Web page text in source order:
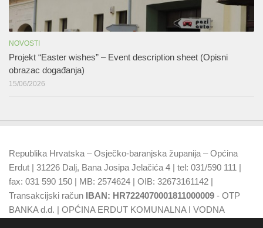
NOVOSTI
Projekt “Easter wishes” – Event description sheet (Opisni
obrazac događanja)
15/06/2026
Republika Hrvatska – Osječko-baranjska županija – Općina
Erdut | 31226 Dalj, Bana Josipa Jelačića 4 | tel: 031/590 111 |
fax: 031 590 150 | MB: 2574624 | OIB: 32673161142 |
Transakcijski račun IBAN: HR7224070001811000009 - OTP
BANKA d.d. | OPĆINA ERDUT KOMUNALNA I VODNA